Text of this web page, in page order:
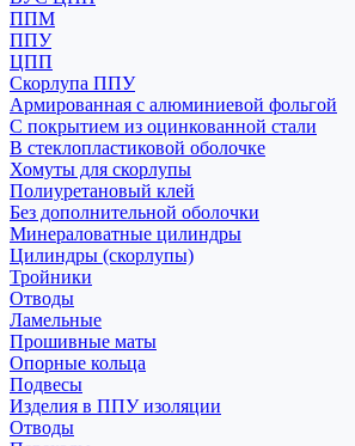
ППМ
ППУ
ЦПП
Скорлупа ППУ
Армированная с алюминиевой фольгой
С покрытием из оцинкованной стали
В стеклопластиковой оболочке
Хомуты для скорлупы
Полиуретановый клей
Без дополнительной оболочки
Минераловатные цилиндры
Цилиндры (скорлупы)
Тройники
Отводы
Ламельные
Прошивные маты
Опорные кольца
Подвесы
Изделия в ППУ изоляции
Отводы